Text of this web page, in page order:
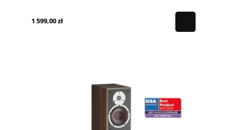
1 599,00 zł